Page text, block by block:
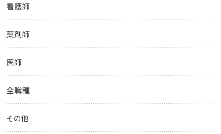
看護師
薬剤師
医師
全職種
その他